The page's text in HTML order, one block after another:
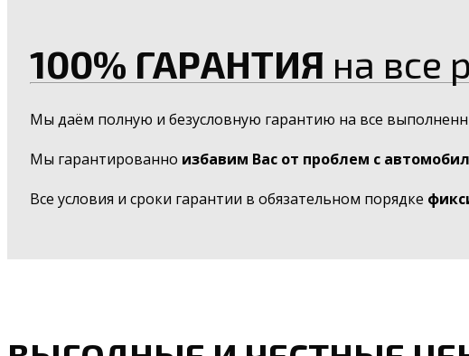
100% ГАРАНТИЯ на все
Мы даём полную и безусловную гарантию на все
Мы гарантированно избавим Вас от проблем с
Все условия и сроки гарантии в обязательном порядке